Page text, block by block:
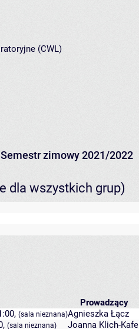
(CWL)
Semestr zimowy 2021/2022
dla wszystkich grup)
Prowadzący
(sala nieznana)Agnieszka Łącz
(sala nieznana) Joanna Klich-Kafel